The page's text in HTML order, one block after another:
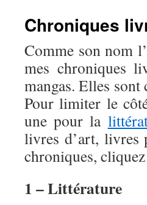
Chroniques
Comme son nom
mes chroniques
mangas. Elles sont
Pour limiter le
une pour la
livres d’art, livres
chroniques,
1 – Littérature